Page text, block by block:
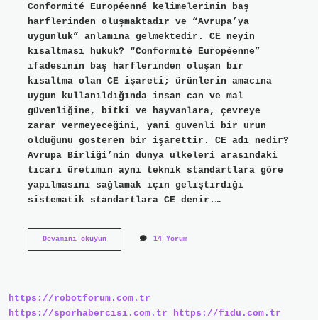
Conformité Européenné kelimelerinin baş
harflerinden oluşmaktadır ve “Avrupa’ya
uygunluk” anlamına gelmektedir. CE neyin
kısaltması hukuk? “Conformité Européenne”
ifadesinin baş harflerinden oluşan bir
kısaltma olan CE işareti; ürünlerin amacına
uygun kullanıldığında insan can ve mal
güvenliğine, bitki ve hayvanlara, çevreye
zarar vermeyeceğini, yani güvenli bir ürün
olduğunu gösteren bir işarettir. CE adı nedir?
Avrupa Birliği’nin dünya ülkeleri arasındaki
ticari üretimin aynı teknik standartlara göre
yapılmasını sağlamak için geliştirdiği
sistematik standartlara CE denir.…
Devamını okuyunCe
14 Yorum
https://robotforum.com.tr
https://sporhabercisi.com.tr
https://fidu.com.tr